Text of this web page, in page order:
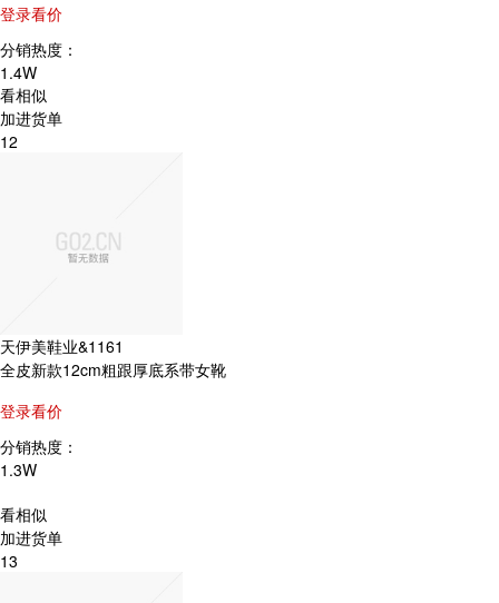
登录看价
分销热度：
1.4W
看相似
加进货单
12
天伊美鞋业&1161
全皮新款12cm粗跟厚底系带女靴
登录看价
分销热度：
1.3W
看相似
加进货单
13